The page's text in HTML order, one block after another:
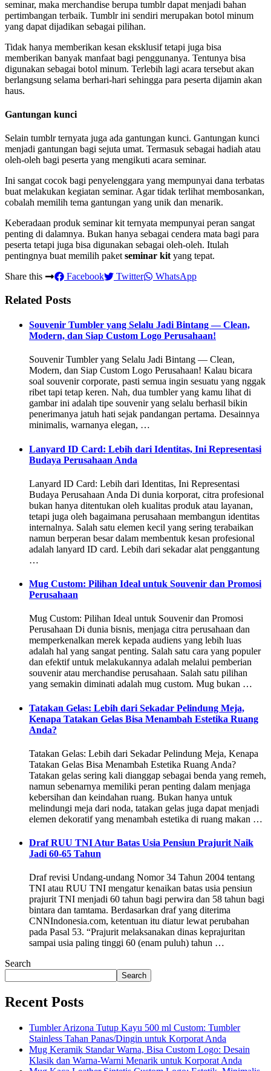
seminar, maka merchandise berupa tumblr dapat menjadi bahan
pertimbangan terbaik. Tumblr ini sendiri merupakan botol minum
yang dapat dijadikan sebagai pilihan.
Tidak hanya memberikan kesan eksklusif tetapi juga bisa
memberikan banyak manfaat bagi penggunanya. Tentunya bisa
digunakan sebagai botol minum. Terlebih lagi acara tersebut akan
berlangsung selama berhari-hari sehingga para peserta dijamin akan
haus.
Gantungan kunci
Selain tumblr ternyata juga ada gantungan kunci. Gantungan kunci
menjadi gantungan bagi sejuta umat. Termasuk sebagai hadiah atau
oleh-oleh bagi peserta yang mengikuti acara seminar.
Ini sangat cocok bagi penyelenggara yang mempunyai dana terbatas
buat melakukan kegiatan seminar. Agar tidak terlihat membosankan,
cobalah memilih tema gantungan yang unik dan menarik.
Keberadaan produk seminar kit ternyata mempunyai peran sangat
penting di dalamnya. Bukan hanya sebagai cendera mata bagi para
peserta tetapi juga bisa digunakan sebagai oleh-oleh. Itulah
pentingnya buat memilih paket seminar kit yang tepat.
Share this
Facebook Twitter WhatsApp
Related Posts
Souvenir Tumbler yang Selalu Jadi Bintang — Clean,
Modern, dan Siap Custom Logo Perusahaan!
Souvenir Tumbler yang Selalu Jadi Bintang — Clean,
Modern, dan Siap Custom Logo Perusahaan! Kalau bicara
soal souvenir corporate, pasti semua ingin sesuatu yang nggak
ribet tapi tetap keren. Nah, dua tumbler yang kamu lihat di
gambar ini adalah tipe souvenir yang selalu berhasil bikin
penerimanya jatuh hati sejak pandangan pertama. Desainnya
minimalis, warnanya elegan, …
Lanyard ID Card: Lebih dari Identitas, Ini Representasi
Budaya Perusahaan Anda
Lanyard ID Card: Lebih dari Identitas, Ini Representasi
Budaya Perusahaan Anda Di dunia korporat, citra profesional
bukan hanya ditentukan oleh kualitas produk atau layanan,
tetapi juga oleh bagaimana perusahaan membangun identitas
internalnya. Salah satu elemen kecil yang sering terabaikan
namun berperan besar dalam membentuk kesan profesional
adalah lanyard ID card. Lebih dari sekadar alat penggantung
…
Mug Custom: Pilihan Ideal untuk Souvenir dan Promosi
Perusahaan
Mug Custom: Pilihan Ideal untuk Souvenir dan Promosi
Perusahaan Di dunia bisnis, menjaga citra perusahaan dan
memperkenalkan merek kepada audiens yang lebih luas
adalah hal yang sangat penting. Salah satu cara yang populer
dan efektif untuk melakukannya adalah melalui pemberian
souvenir atau merchandise perusahaan. Salah satu pilihan
yang semakin diminati adalah mug custom. Mug bukan …
Tatakan Gelas: Lebih dari Sekadar Pelindung Meja,
Kenapa Tatakan Gelas Bisa Menambah Estetika Ruang
Anda?
Tatakan Gelas: Lebih dari Sekadar Pelindung Meja, Kenapa
Tatakan Gelas Bisa Menambah Estetika Ruang Anda?
Tatakan gelas sering kali dianggap sebagai benda yang remeh,
namun sebenarnya memiliki peran penting dalam menjaga
kebersihan dan keindahan ruang. Bukan hanya untuk
melindungi meja dari noda, tatakan gelas juga dapat menjadi
elemen dekoratif yang menambah estetika di ruang makan …
Draf RUU TNI Atur Batas Usia Pensiun Prajurit Naik
Jadi 60-65 Tahun
Draf revisi Undang-undang Nomor 34 Tahun 2004 tentang
TNI atau RUU TNI mengatur kenaikan batas usia pensiun
prajurit TNI menjadi 60 tahun bagi perwira dan 58 tahun bagi
bintara dan tamtama. Berdasarkan draf yang diterima
CNNIndonesia.com, ketentuan itu diatur lewat perubahan
pada Pasal 53. “Prajurit melaksanakan dinas keprajuritan
sampai usia paling tinggi 60 (enam puluh) tahun …
Search
Search
Recent Posts
Tumbler Arizona Tutup Kayu 500 ml Custom: Tumbler
Stainless Tahan Panas/Dingin untuk Korporat Anda
Mug Keramik Standar Warna, Bisa Custom Logo: Desain
Klasik dan Warna-Warni Menarik untuk Korporat Anda